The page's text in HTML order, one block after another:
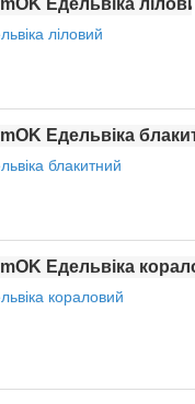
ліловий
блакитний
кораловий